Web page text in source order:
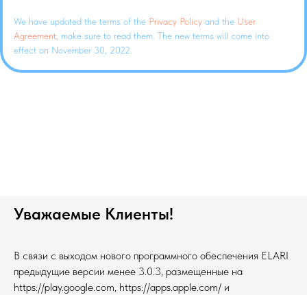
We have updated the terms of the Privacy Policy and the User
Agreement , make sure to read them. The new terms will come into
effect on November 30, 2022.
Уважаемые Клиенты!
В связи с выходом нового программного обеспечения ELARI
предыдущие версии менее 3.0.3, размещенные на
https://play.google.com, https://apps.apple.com/ и